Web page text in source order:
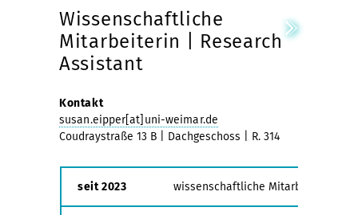
Wissenschaftliche
Mitarbeiterin | Research
Assistant
Kontakt
susan.eipper[at]uni-weimar.de
Coudraystraße 13 B | Dachgeschoss | R. 314
seit 2023 wissenschaftliche Mitarbeiterin